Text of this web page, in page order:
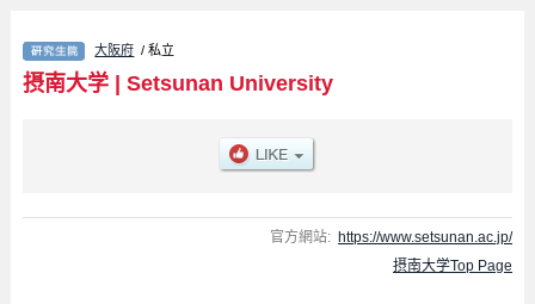
Engineering、Graduate School of Economics and Business
Administration、Graduate School of Law、国際言語文化研究科、Graduate
School of Nursing、Graduate School of Agriculture等各別研究科的不同訊
生是必要之訊息都刊載於此，請務必查閱及利用此網站。
大阪府 / 私立
摂南大学| Setsunan University
官方網站: https://www.setsunan.ac.jp/
摂南大学Top Page